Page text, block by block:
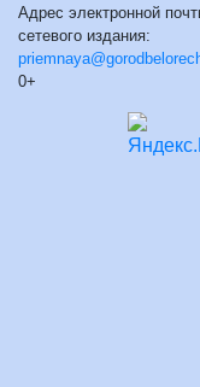
Адрес электронной
сетевого издания:
0+